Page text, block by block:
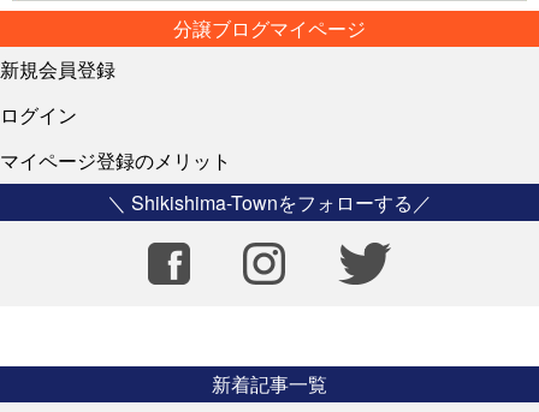
分譲ブログマイページ
新規会員登録
ログイン
マイページ登録のメリット
＼ Shikishima-Townをフォローする／
新着記事一覧